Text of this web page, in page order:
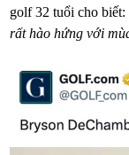
golf 32 tuổi cho biết:
rất hào hứng với